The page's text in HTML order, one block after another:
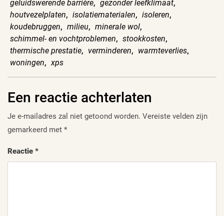
geluidswerende barrière, gezonder leefklimaat,
houtvezelplaten, isolatiematerialen, isoleren,
koudebruggen, milieu, minerale wol,
schimmel- en vochtproblemen, stookkosten,
thermische prestatie, verminderen, warmteverlies,
woningen, xps
Een reactie achterlaten
Je e-mailadres zal niet getoond worden. Vereiste velden zijn
gemarkeerd met *
Reactie *